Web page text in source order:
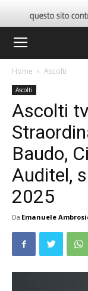
Home Ascolti
Ascolti
Ascolti
Baudo,
Auditel,
2025
Da Emanuele